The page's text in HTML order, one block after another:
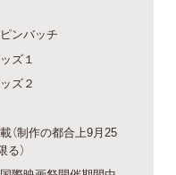
ンバッチ
ズ１
ズ２
（制作の都合上9月25
）